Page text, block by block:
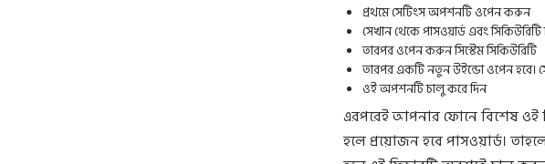
প্রথমে সেটিংস অপশনটি ওপেন করুন
সেখান থেকে পাসওয়ার্ড এবং
তারপর ওপেন করুন সিস্টেম সিকিউরিটি
তারপর একটি নতুন উইন্ডো ওপেন
ওই অপশনটি চালু করে দিন
এরপরেই আপনার ফোনে বিশেষ ওই
হলে প্রয়োজন হবে পাসওয়ার্ড।